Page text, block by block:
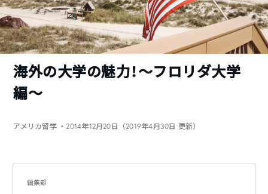
海外の大学の魅力！〜フロリダ大学
編〜
アメリカ留学 ・2014年12月20日（2019年4月30日 更新）
編集部